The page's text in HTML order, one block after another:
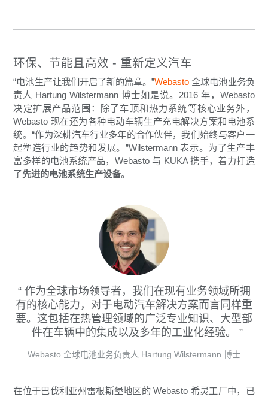
环保、节能且高效 - 重新定义汽车
“电池生产让我们开启了新的篇章。”Webasto 全球电池业务负
责人 Hartung Wilstermann 博士如是说。2016 年，Webasto
决定扩展产品范围：除了车顶和热力系统等核心业务外，
Webasto 现在还为各种电动车辆生产充电解决方案和电池系
统。“作为深耕汽车行业多年的合作伙伴，我们始终与客户一
起塑造行业的趋势和发展。”Wilstermann 表示。为了生产丰
富多样的电池系统产品，Webasto 与 KUKA 携手，着力打造
了先进的电池系统生产设备。
作为全球市场领导者，我们在现有业务领域所拥
有的核心能力，对于电动汽车解决方案而言同样重
要。这包括在热管理领域的广泛专业知识、大型部
件在车辆中的集成以及多年的工业化经验。
Webasto 全球电池业务负责人 Hartung Wilstermann 博士
在位于巴伐利亚州 雷根斯堡地区的 Webasto 希灵工厂中， 已